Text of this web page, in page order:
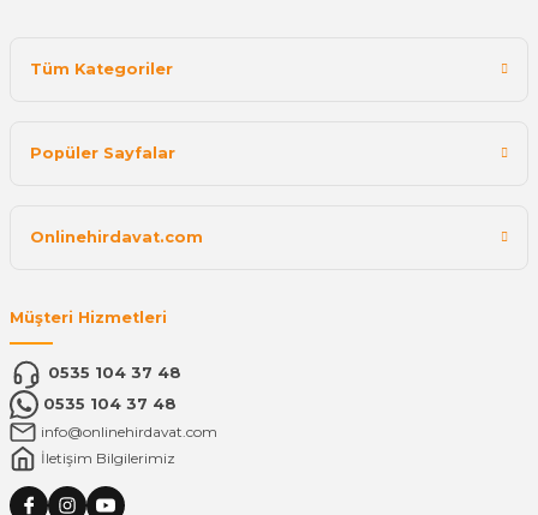
Tüm Kategoriler
Popüler Sayfalar
Onlinehirdavat.com
Müşteri Hizmetleri
0535 104 37 48
0535 104 37 48
info@onlinehirdavat.com
İletişim Bilgilerimiz